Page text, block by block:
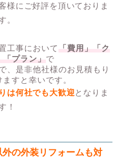
様にご好評を頂いておりま
。
工事において
「費用」「ク
プラン」 で
、是非他社様のお見積もり
すと幸いです。
は何社でも大歓迎 となりま
！
の外装リフォームも対